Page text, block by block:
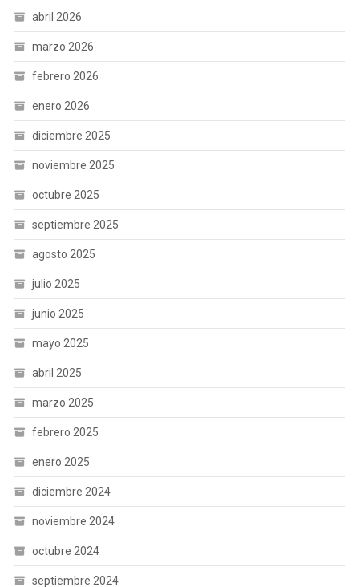
abril 2026
marzo 2026
febrero 2026
enero 2026
diciembre 2025
noviembre 2025
octubre 2025
septiembre 2025
agosto 2025
julio 2025
junio 2025
mayo 2025
abril 2025
marzo 2025
febrero 2025
enero 2025
diciembre 2024
noviembre 2024
octubre 2024
septiembre 2024